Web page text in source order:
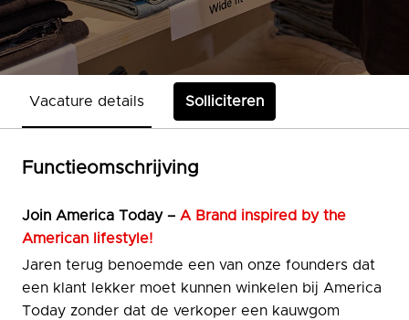
Vacature details Solliciteren
Functieomschrijving
Join America Today – A Brand inspired by the
American lifestyle!
Jaren terug benoemde een van onze founders dat
een klant lekker moet kunnen winkelen bij America
Today zonder dat de verkoper een kauwgom